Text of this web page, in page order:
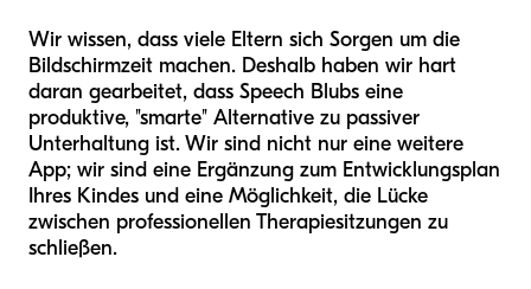
Wir wissen, dass viele Eltern sich Sorgen um die
Bildschirmzeit machen. Deshalb haben wir hart
daran gearbeitet, dass Speech Blubs eine
produktive, "smarte" Alternative zu passiver
Unterhaltung ist. Wir sind nicht nur eine weitere
App; wir sind eine Ergänzung zum Entwicklungsplan
Ihres Kindes und eine Möglichkeit, die Lücke
zwischen professionellen Therapiesitzungen zu
schließen.